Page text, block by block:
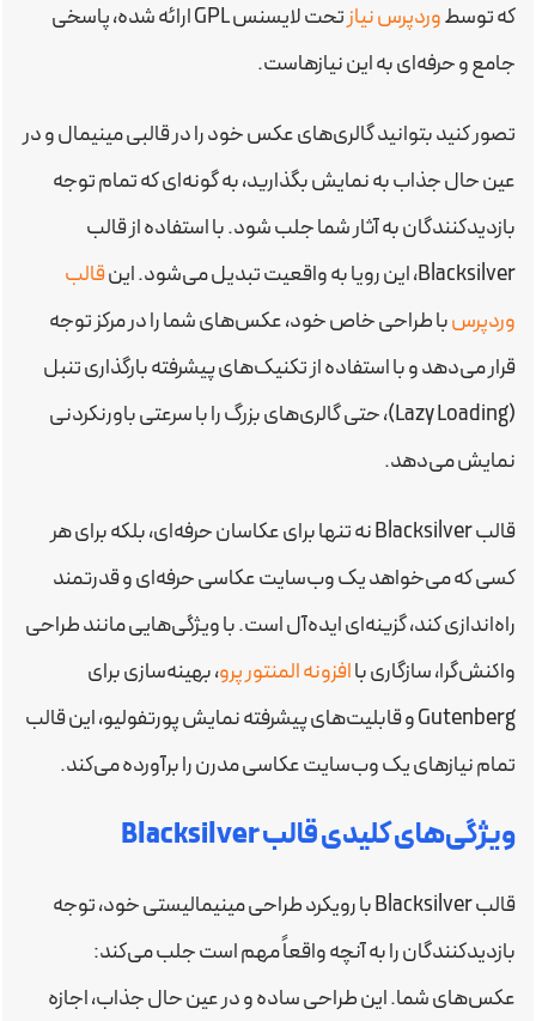
که توسطوردپرس نیاز
تحت لایسنس GPL ارائه شده، پاسخی
جامع و حرفه‌ای به این نیازهاست.
تصور کنید بتوانید گالری‌های عکس خود را در قالبی مینیمال و در
عین حال جذاب به نمایش بگذارید، به گونه‌ای که تمام توجه
بازدیدکنندگان به آثار شما جلب شود. با استفاده از قالب
Blacksilver، این رویا به واقعیت تبدیل می‌شود. این
قالب
وردپرسبا طراحی خاص خود، عکس‌های شما را در مرکز توجه
قرار می‌دهد و با استفاده از تکنیک‌های پیشرفته بارگذاری تنبل
(Lazy Loading)، حتی گالری‌های بزرگ را با سرعتی باورنکردنی
نمایش می‌دهد.
قالب Blacksilver نه تنها برای عکاسان حرفه‌ای، بلکه برای هر
کسی که می‌خواهد یک وب‌سایت عکاسی حرفه‌ای و قدرتمند
راه‌اندازی کند، گزینه‌ای ایده‌آل است. با ویژگی‌هایی مانند طراحی
واکنش‌گرا، سازگاری باافزونه المنتور پرو، بهینه‌سازی برای
Gutenberg و قابلیت‌های پیشرفته نمایش پورتفولیو، این قالب
تمام نیازهای یک وب‌سایت عکاسی مدرن را برآورده می‌کند.
ویژگی‌های کلیدی قالب Blacksilver
قالب Blacksilver با رویکرد طراحی مینیمالیستی خود، توجه
بازدیدکنندگان را به آنچه واقعاً مهم است جلب می‌کند:
عکس‌های شما. این طراحی ساده و در عین حال جذاب، اجازه